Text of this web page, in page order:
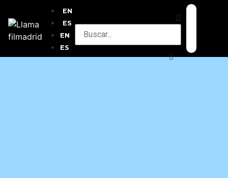
EN
ES
EN
ES